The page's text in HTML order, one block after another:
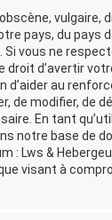
vulgaire,
pays, du pays
vous ne
d’avertir
d’aider au
de modifier, de
En tant
notre base de
Lws &
visant à